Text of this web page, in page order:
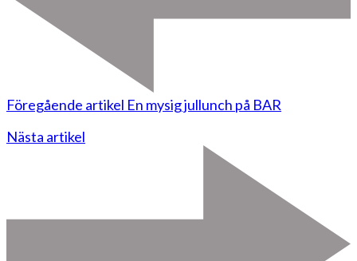
Föregående artikel En mysig jullunch på BAR
Nästa artikel